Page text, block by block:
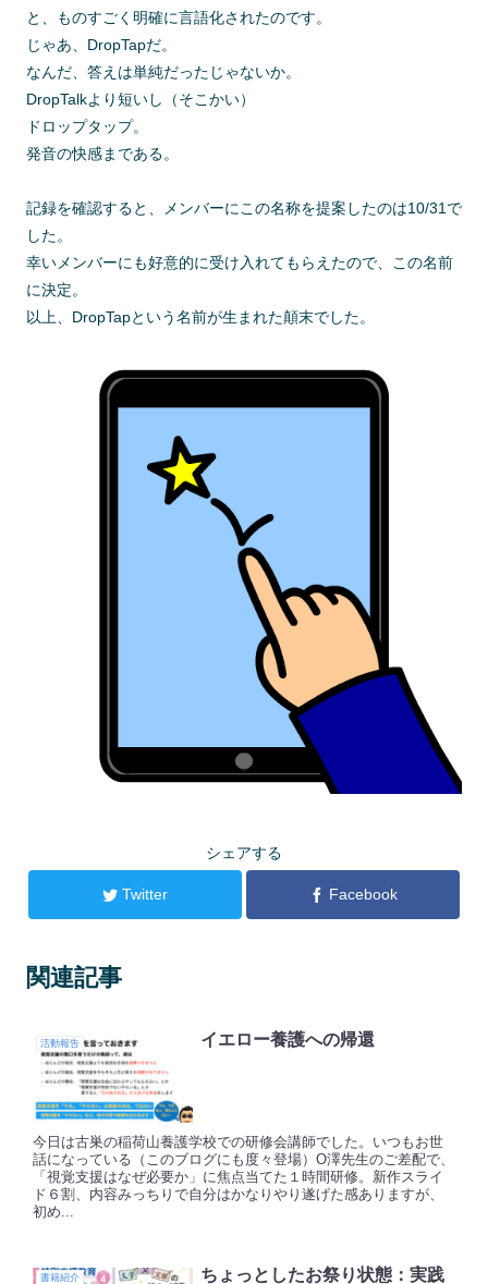
と、ものすごく明確に言語化されたのです。
じゃあ、DropTapだ。
なんだ、答えは単純だったじゃないか。
DropTalkより短いし（そこかい）
ドロップタップ。
発音の快感まである。
記録を確認すると、メンバーにこの名称を提案したのは10/31で
した。
幸いメンバーにも好意的に受け入れてもらえたので、この名前
に決定。
以上、DropTapという名前が生まれた顛末でした。
シェアする
Twitter Facebook
関連記事
活動報告 イエロー養護への帰還
今日は古巣の稲荷山養護学校での研修会講師でした。いつもお世
話になっている（このブログにも度々登場）O澤先生のご差配で、
「視覚支援はなぜ必要か」に焦点当てた１時間研修。新作スライ
ド６割、内容みっちりで自分はかなりやり遂げた感ありますが、
初め...
書籍紹介 ちょっとしたお祭り状態：実践